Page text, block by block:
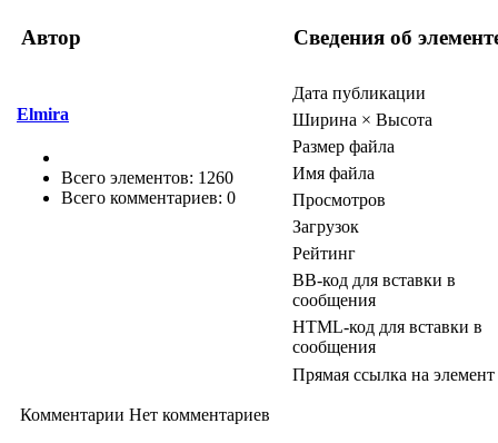
Автор Сведения об
Elmira
Всего элементов: 1260
Всего комментариев: 0
Дата публикации
Ширина × Высота
Размер файла
Имя файла
Просмотров
Загрузок
Рейтинг
BB-код для вставки в
сообщения
HTML-код для вставки в
сообщения
Прямая ссылка на элемент
Комментарии Нет комментариев